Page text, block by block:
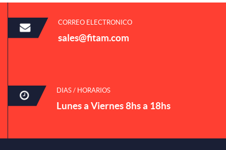
CORREO ELECTRONICO
sales@fitam.com
DIAS / HORARIOS
Lunes a Viernes 8hs a 18hs